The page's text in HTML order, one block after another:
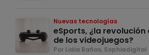
Nuevas tecnologías
eSports, ¿la revolución
de los videojuegos?
Por Lidia Baños, Sophiadigital